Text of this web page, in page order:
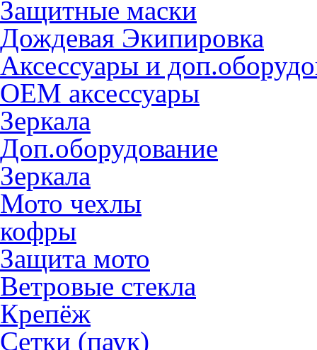
Защитные маски
Дождевая Экипировка
Аксессуары и
OEM аксессуары
Зеркала
Доп.оборудование
Зеркала
Мото чехлы
кофры
Защита мото
Ветровые стекла
Крепёж
Сетки (паук)